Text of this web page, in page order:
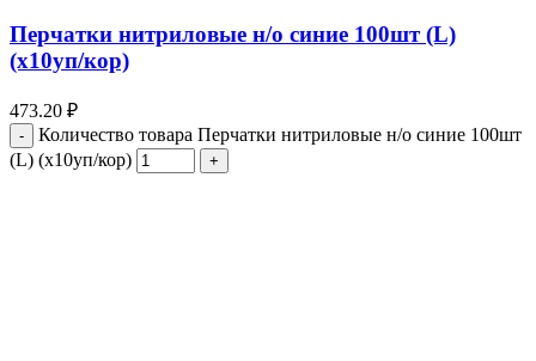
Перчатки нитриловые н/о синие 100шт (L)
(х10уп/кор)
473.20 ₽
Количество товара Перчатки нитриловые н/о синие 100шт
(L) (х10уп/кор)